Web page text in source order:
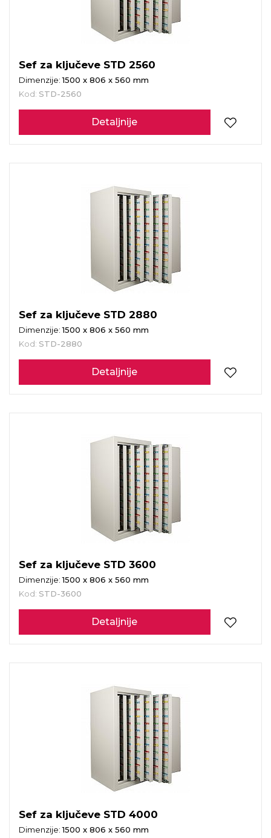
Sef za ključeve STD 2560
Dimenzije:1500 x 806 x 560 mm
Kod: STD-2560
Detaljnije
Sef za ključeve STD 2880
Dimenzije:1500 x 806 x 560 mm
Kod: STD-2880
Detaljnije
Sef za ključeve STD 3600
Dimenzije:1500 x 806 x 560 mm
Kod: STD-3600
Detaljnije
Sef za ključeve STD 4000
Dimenzije:1500 x 806 x 560 mm